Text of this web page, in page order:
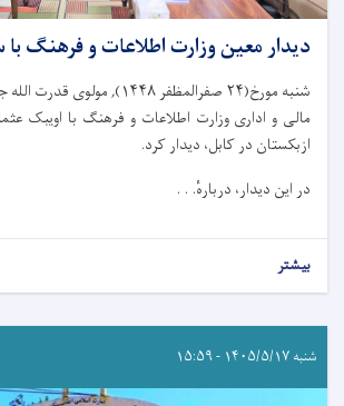
دیدار معین وزارت اطلاعات و فرهنگ
شنبه مورخ(۲۴ صفرالمظفر ۱۴۴۸),
مالی و اداری وزارت اطلاعات و فرهنگ با اویبک
ازبکستان در کابل، دیدار کرد.
در این دیدار، دربارهٔ. . .
بیشتر
شنبه ۱۴۰۵/۵/۱۷ - ۱۵:۵۹